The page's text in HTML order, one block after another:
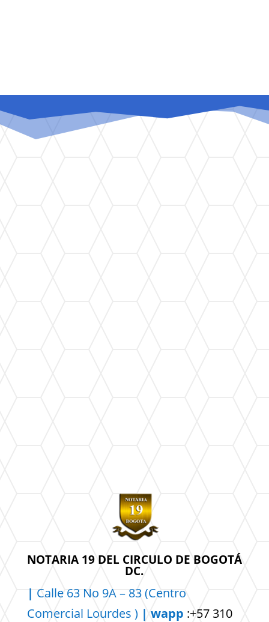
NOTARIA 19 DEL CIRCULO DE BOGOTÁ
DC.
| Calle 63 No 9A – 83 (Centro
Comercial Lourdes ) | wapp :+57 310